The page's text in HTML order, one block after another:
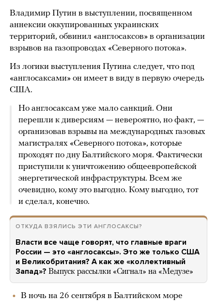
Владимир Путин в выступлении, посвященном
аннексии оккупированных украинских
территорий, обвинил «англосаксов» в организации
взрывов на газопроводах «Северного потока».
Из логики выступления Путина следует, что под
«англосаксами» он имеет в виду в первую очередь
США.
Но англосаксам уже мало санкций. Они
перешли к диверсиям — невероятно, но факт, —
организовав взрывы на международных газовых
магистралях «Северного потока», которые
проходят по дну Балтийского моря. Фактически
приступили к уничтожению общеевропейской
энергетической инфраструктуры. Всем же
очевидно, кому это выгодно. Кому выгодно, тот
и сделал, конечно.
ОТКУДА ВЗЯЛИСЬ ЭТИ АНГЛОСАКСЫ?
Власти все чаще говорят, что главные враги
России — это «англосаксы». Это же только США
и Великобритания? А как же «коллективный
Запад»? Выпуск рассылки «Сигнал» на «Медузе»
В ночь на 26 сентября в Балтийском море